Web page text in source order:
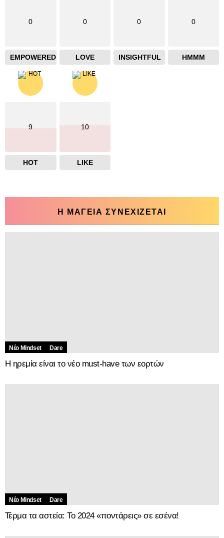
0
EMPOWERED
0
LOVE
0
INSIGHTFUL
0
HMMM
9
HOT
10
LIKE
Η ΜΑΓΕΙΑ ΣΥΝΕΧΙΖΕΤΑΙ
Νέο Mindset Dare
Η ηρεμία είναι το νέο must-have των εορτών
Νέο Mindset Dare
Τέρμα τα αστεία: Το 2024 «ποντάρεις» σε εσένα!